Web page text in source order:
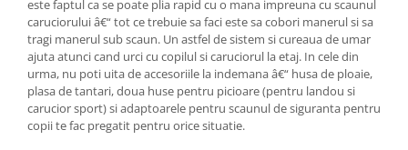
este faptul ca se poate plia rapid cu o mana impreuna cu scaunul
caruciorului â€“ tot ce trebuie sa faci este sa cobori manerul si sa
tragi manerul sub scaun. Un astfel de sistem si cureaua de umar
ajuta atunci cand urci cu copilul si caruciorul la etaj. In cele din
urma, nu poti uita de accesoriile la indemana â€“ husa de ploaie,
plasa de tantari, doua huse pentru picioare (pentru landou si
carucior sport) si adaptoarele pentru scaunul de siguranta pentru
copii te fac pregatit pentru orice situatie.